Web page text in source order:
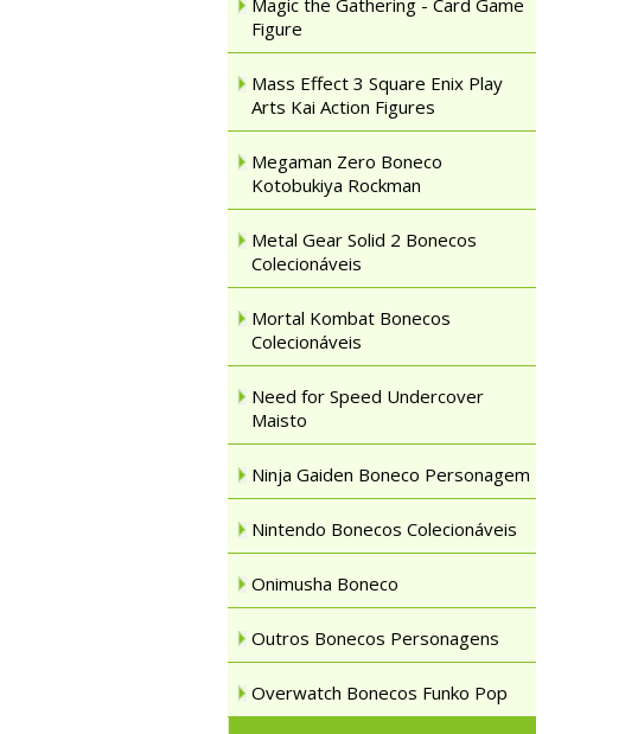
Magic the Gathering - Card Game
Figure
Mass Effect 3 Square Enix Play
Arts Kai Action Figures
Megaman Zero Boneco
Kotobukiya Rockman
Metal Gear Solid 2 Bonecos
Colecionáveis
Mortal Kombat Bonecos
Colecionáveis
Need for Speed Undercover
Maisto
Ninja Gaiden Boneco Personagem
Nintendo Bonecos Colecionáveis
Onimusha Boneco
Outros Bonecos Personagens
Overwatch Bonecos Funko Pop